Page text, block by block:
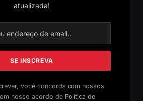
atualizada!
você concorda com nossos
nosso acordo de Política de